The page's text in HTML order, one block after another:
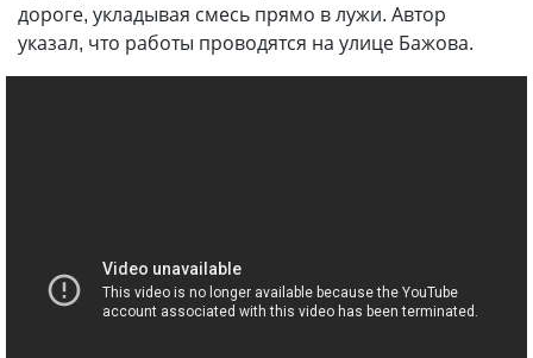
дороге, укладывая смесь прямо в лужи. Автор
указал, что работы проводятся на улице Бажова.